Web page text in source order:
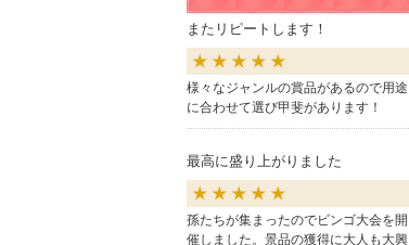
またリピートします！
様々なジャンルの賞品があるので用途
に合わせて選び甲斐があります！
最高に盛り上がりました
孫たちが集まったのでビンゴ大会を開
催しました。景品の獲得に大人も大興